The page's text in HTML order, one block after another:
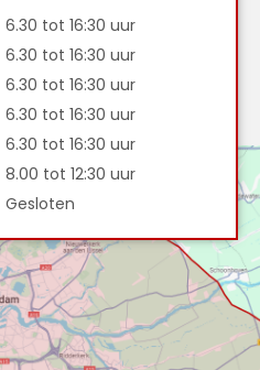
6.30 tot 16:30 uur
6.30 tot 16:30 uur
6.30 tot 16:30 uur
6.30 tot 16:30 uur
6.30 tot 16:30 uur
8.00 tot 12:30 uur
Gesloten